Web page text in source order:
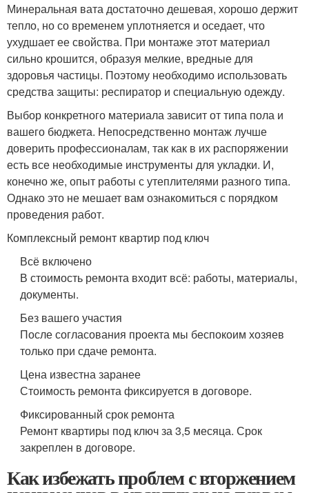
Минеральная вата достаточно дешевая, хорошо держит
тепло, но со временем уплотняется и оседает, что
ухудшает ее свойства. При монтаже этот материал
сильно крошится, образуя мелкие, вредные для
здоровья частицы. Поэтому необходимо использовать
средства защиты: респиратор и специальную одежду.
Выбор конкретного материала зависит от типа пола и
вашего бюджета. Непосредственно монтаж лучше
доверить профессионалам, так как в их распоряжении
есть все необходимые инструменты для укладки. И,
конечно же, опыт работы с утеплителями разного типа.
Однако это не мешает вам ознакомиться с порядком
проведения работ.
Комплексный ремонт квартир под ключ
Всё включено
В стоимость ремонта входит всё: работы, материалы,
документы.
Без вашего участия
После согласования проекта мы беспокоим хозяев
только при сдаче ремонта.
Цена известна заранее
Стоимость ремонта фиксируется в договоре.
Фиксированный срок ремонта
Ремонт квартиры под ключ за 3,5 месяца. Срок
закреплен в договоре.
Как избежать проблем с вторжением